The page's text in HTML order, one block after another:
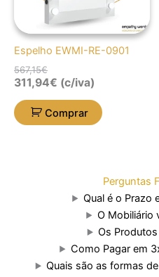
Espelho EWMI-RE-0901
567,15€
311,94€ (c/iva)
Comprar
Perguntas
Qual é o Prazo
O Mobiliário
Os
Como Pagar em
Quais são as formas